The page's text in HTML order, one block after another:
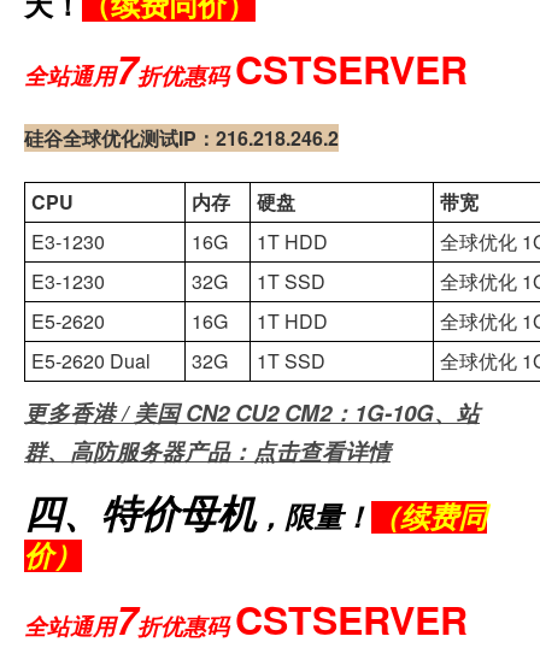
全站通用7折优惠码 CSTSERVER
硅谷全球优化测试IP：216.218.246.2
CPU 内存 硬盘
带宽
E3-1230
16G 1T HDD
全球优化
E3-1230
32G 1T SSD
全球优化
E5-2620
16G 1T HDD
全球优化
E5-2620 Dual
32G 1T SSD 全球优化
更多香港 / 美国 CN2 CU2 CM2：1G-10G、站
群、高防服务器产品：点击查看详情
四、特价母机，限量！
（续费同
价）
全站通用7折优惠码 CSTSERVER